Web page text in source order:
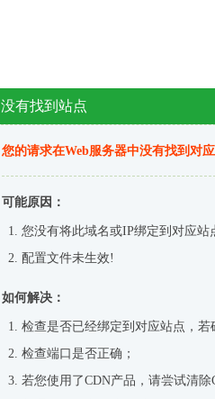
没有找到站点
您的请求在Web服务器中没有找到对
可能原因：
您没有将此域名或IP绑定到对应站
配置文件未生效!
如何解决：
检查是否已经绑定到对应站点，
检查端口是否正确；
若您使用了CDN产品，请尝试清除